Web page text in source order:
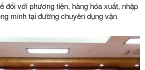
đối với phương tiện, hàng hóa xuất, nhập
minh tại đường chuyên dụng vận
hoá khu vực mốc 1088/2-1089 thuộc cặp
(Việt Nam) - Hữu Nghị Quan (Trung